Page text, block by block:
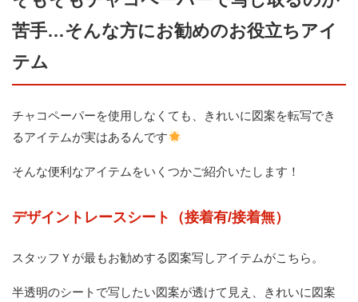
苦手…そんな方にお勧めのお役立ちアイ
テム
チャコペーパーを使用しなくても、きれいに図案を転写でき
るアイテムが実はあるんです
そんな便利なアイテムをいくつかご紹介いたします！
デザイントレースシート（接着有/接着無）
スタッフＹが最もお勧めする図案写しアイテムがこちら。
半透明のシートで写したい図案が透けて見え、きれいに図案